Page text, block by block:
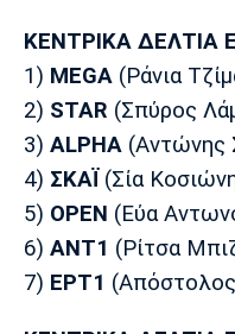
ΚΕΝΤΡΙΚΑ ΔΕΛΤΙΑ
1) MEGA (Ράνια
2) STAR (Σπύρος
3) ALPHA (Αντώνης
4) ΣΚΑΪ (Σία
5) OPEN (Εύα
6) ΑΝΤ1 (Ρίτσα
7) ΕΡΤ1